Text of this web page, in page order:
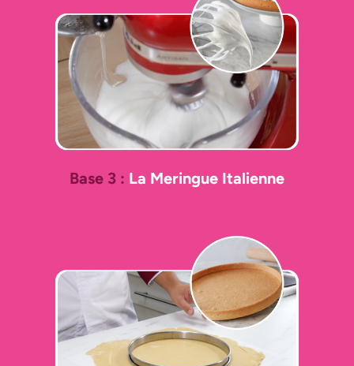
Base 3 : La Meringue Italienne